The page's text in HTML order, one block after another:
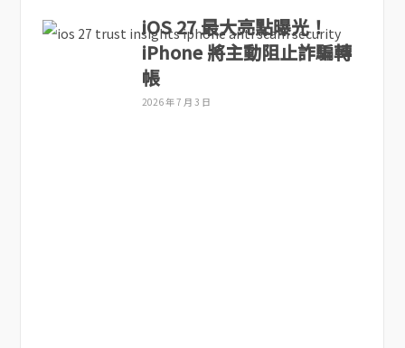
iOS 27 最大亮點曝光！
iPhone 將主動阻止詐騙轉
帳
2026 年 7 月 3 日